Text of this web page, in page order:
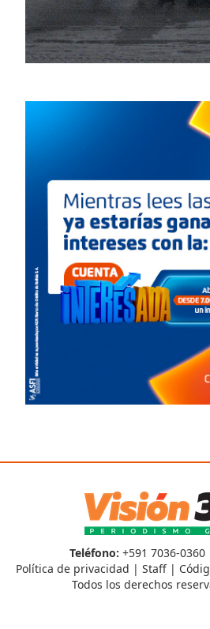
Teléfono: +591 7036-0360
Política de privacidad | Staff|
Todos los derechos